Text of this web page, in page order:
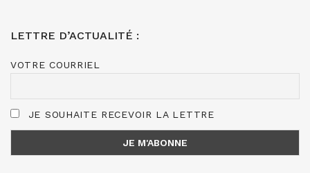
LETTRE D’ACTUALITÉ :
VOTRE COURRIEL
JE SOUHAITE RECEVOIR LA LETTRE